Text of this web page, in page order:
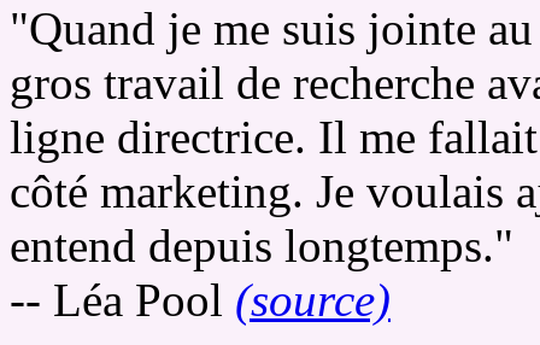
"Quand je me suis jointe
gros travail de recherche
ligne directrice. Il me
côté marketing. Je voulais
entend depuis longtemps."
-- Léa Pool (source)